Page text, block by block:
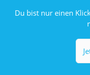
Du bist nur einen